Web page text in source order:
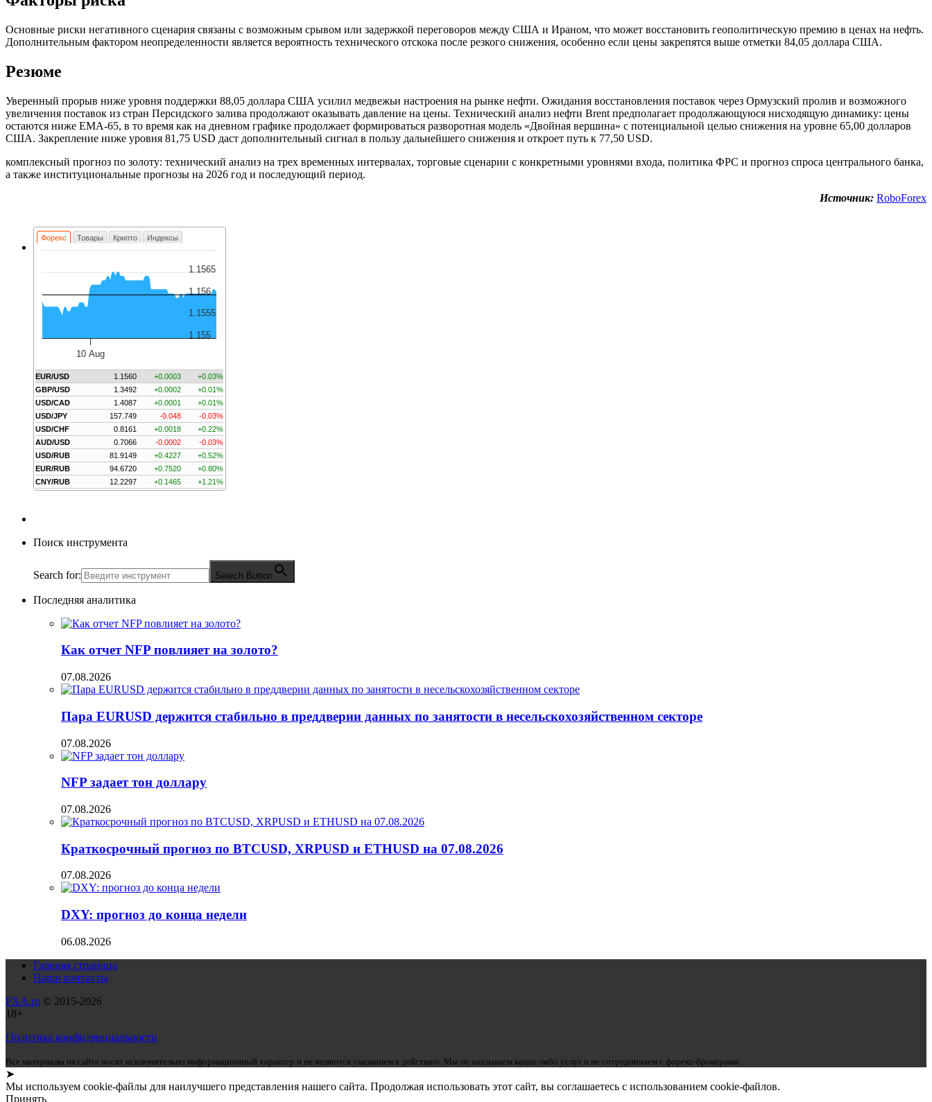
Основные риски негативного сценария связаны с возможным срывом или задержкой переговоров между США и Ираном, что может восстановить геополитическую премию в ценах на нефть.
Дополнительным фактором неопределенности является вероятность технического отскока после резкого снижения, особенно если цены закрепятся выше отметки 84,05 доллара США.
Резюме
Уверенный прорыв ниже уровня поддержки 88,05 доллара США усилил медвежьи настроения на рынке нефти. Ожидания восстановления поставок через Ормузский пролив и возможного
увеличения поставок из стран Персидского залива продолжают оказывать давление на цены. Технический анализ нефти Brent предполагает продолжающуюся нисходящую динамику: цены
остаются ниже EMA-65, в то время как на дневном графике продолжает формироваться разворотная модель «Двойная вершина» с потенциальной целью снижения на уровне 65,00 долларов
США. Закрепление ниже уровня 81,75 USD даст дополнительный сигнал в пользу дальнейшего снижения и откроет путь к 77,50 USD.
комплексный прогноз по золоту: технический анализ на трех временных интервалах, торговые сценарии с конкретными уровнями входа, политика ФРС и прогноз спроса центрального банка,
а также институциональные прогнозы на 2026 год и последующий период.
Источник: RoboForex
Форекс Товары Крипто Индексы
10 Aug
1.155
1.1555
1.156
1.1565
EUR/USD 1.1560 +0.0003
+0.03%
GBP/USD
1.3492 +0.0002
+0.01%
USD/CAD
1.4087 +0.0001
+0.01%
USD/JPY
157.749 -0.048
-0.03%
USD/CHF
0.8161 +0.0018
+0.22%
AUD/USD
0.7066 -0.0002
-0.03%
USD/RUB
81.9149 +0.4227
+0.52%
EUR/RUB
94.6720 +0.7520
+0.80%
CNY/RUB
12.2297 +0.1465 +1.21%
Поиск инструмента
Search for: Search Button
Последняя аналитика
Как отчет NFP повлияет на золото?
07.08.2026
Пара EURUSD держится стабильно в преддверии данных по занятости в несельскохозяйственном секторе
07.08.2026
NFP задает тон доллару
07.08.2026
Краткосрочный прогноз по BTCUSD, XRPUSD и ETHUSD на 07.08.2026
07.08.2026
DXY: прогноз до конца недели
06.08.2026
Главная страница
Наши контакты
FXA.ru © 2015-2026
18+
Политика конфиденциальности
Все материалы на сайте носят исключительно информационный характер и не являются указанием к действию. Мы не оказываем каких-либо услуг и не сотрудничаем с форекс-брокерами.
➤
Мы используем cookie-файлы для наилучшего представления нашего сайта. Продолжая использовать этот сайт, вы соглашаетесь с использованием cookie-файлов.
Принять